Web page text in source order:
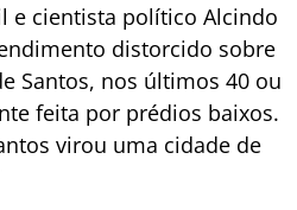
e cientista político Alcindo
distorcido sobre
Santos, nos últimos 40 ou
feita por prédios baixos.
virou uma cidade de